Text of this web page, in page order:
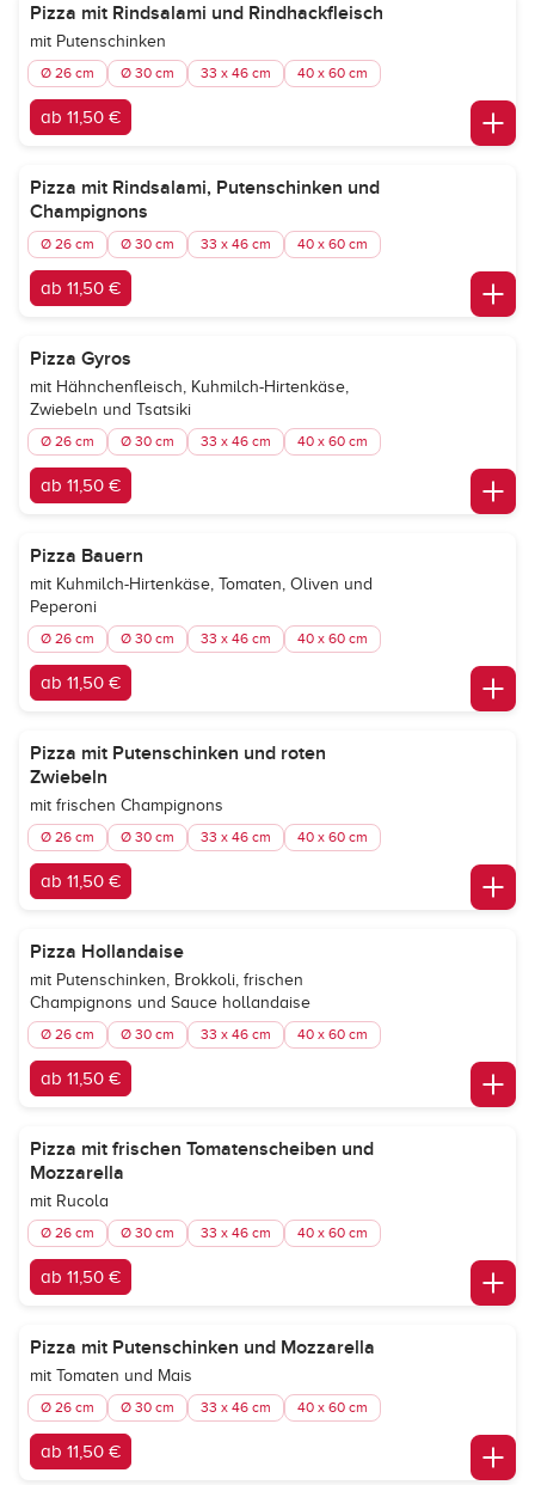
Pizza mit Rindsalami und Rindhackfleisch
mit Putenschinken
Ø 26 cm Ø 30 cm 33 x 46 cm 40 x 60 cm
ab 11,50 €
Pizza mit Rindsalami, Putenschinken und
Champignons
Ø 26 cm Ø 30 cm 33 x 46 cm 40 x 60 cm
ab 11,50 €
Pizza Gyros
mit Hähnchenfleisch, Kuhmilch-Hirtenkäse,
Zwiebeln und Tsatsiki
Ø 26 cm Ø 30 cm 33 x 46 cm 40 x 60 cm
ab 11,50 €
Pizza Bauern
mit Kuhmilch-Hirtenkäse, Tomaten, Oliven und
Peperoni
Ø 26 cm Ø 30 cm 33 x 46 cm 40 x 60 cm
ab 11,50 €
Pizza mit Putenschinken und roten
Zwiebeln
mit frischen Champignons
Ø 26 cm Ø 30 cm 33 x 46 cm 40 x 60 cm
ab 11,50 €
Pizza Hollandaise
mit Putenschinken, Brokkoli, frischen
Champignons und Sauce hollandaise
Ø 26 cm Ø 30 cm 33 x 46 cm 40 x 60 cm
ab 11,50 €
Pizza mit frischen Tomatenscheiben und
Mozzarella
mit Rucola
Ø 26 cm Ø 30 cm 33 x 46 cm 40 x 60 cm
ab 11,50 €
Pizza mit Putenschinken und Mozzarella
mit Tomaten und Mais
Ø 26 cm Ø 30 cm 33 x 46 cm 40 x 60 cm
ab 11,50 €